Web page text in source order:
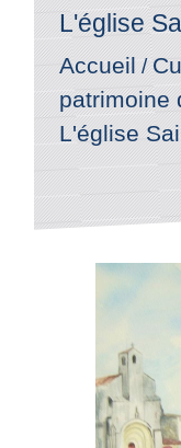
L'église
Accueil /
patrimoine
L'église